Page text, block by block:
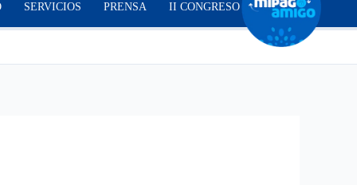
SERVICIOS PRENSA II CONGRESO